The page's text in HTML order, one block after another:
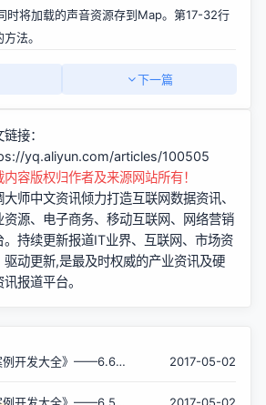
时将加载的声音资源存到Map。第17-32行
法。
下一篇
接：
yq.aliyun.com/articles/100505
内容版权归作者及来源网站所有！
大师中文资讯倾力打造互联网数据资讯、
资源、电子商务、移动互联网、网络营销
。持续更新报道IT业界、互联网、市场资
驱动更新,是最及时权威的产业资讯及硬
报道平台。
例开发大全》——6.6节
2017-05-02